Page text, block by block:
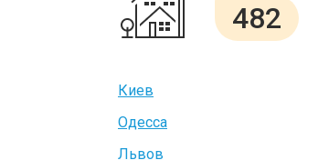
482
Киев
Одесса
Львов